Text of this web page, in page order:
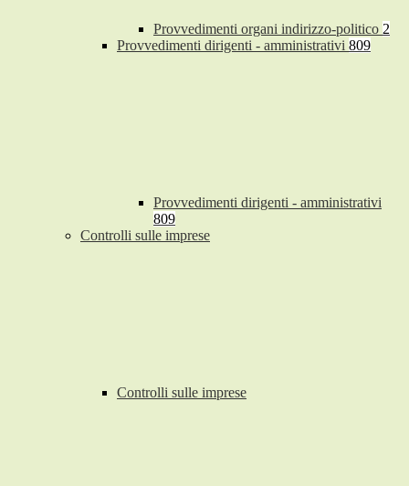
Provvedimenti organi indirizzo-politico 2
Provvedimenti dirigenti - amministrativi 809
Provvedimenti dirigenti - amministrativi
809
Controlli sulle imprese
Controlli sulle imprese